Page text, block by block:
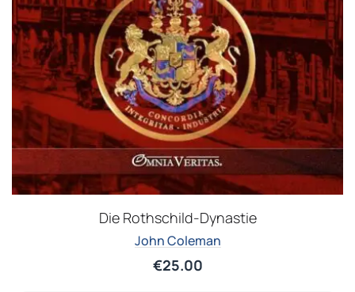
Die Rothschild-Dynastie
John Coleman
€25.00